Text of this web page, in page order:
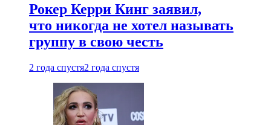
Рокер Керри Кинг заявил,
что никогда не хотел называть
группу в свою честь
2 года спустя2 года спустя